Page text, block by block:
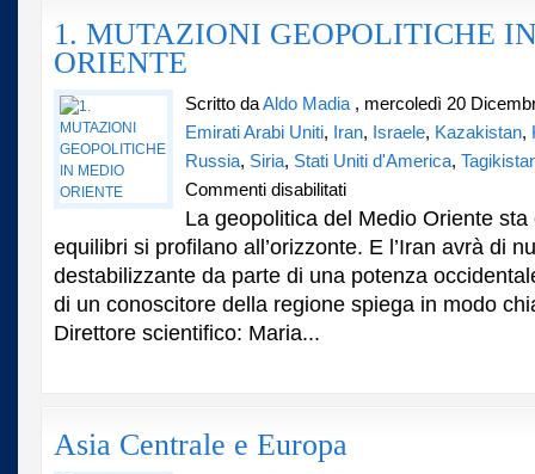
1. MUTAZIONI GEOPOLITICHE
ORIENTE
Scritto daAldo Madia , mercoledì 20
Emirati Arabi Uniti, Iran, Israele, Kazakistan,
Russia, Siria, Stati Uniti d'America,
Commenti disabilitatisu
MUTAZIONI
GEOPOLITICHE
IN
MEDIO
ORIENTE
La geopolitica del Medio Oriente
equilibri si profilano all’orizzonte. E l’Iran avrà di
destabilizzante da parte di una potenza
di un conoscitore della regione spiega in modo
Direttore scientifico: Maria...
Asia Centrale e Europa